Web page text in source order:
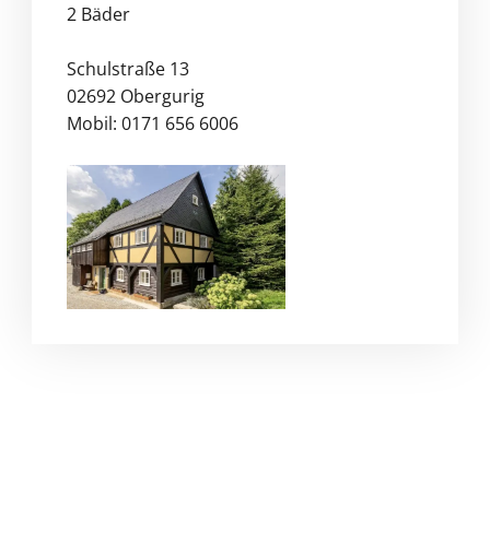
2 Bäder
Schulstraße 13
02692 Obergurig
Mobil: 0171 656 6006